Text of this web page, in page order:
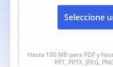
Seleccione
Hasta 100 MB para PDF y
PPT, PPTX, JPEG,